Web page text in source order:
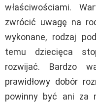
właściwościami.
zwrócić uwagę na
wykonane, rodzaj
temu dziecięca
rozwijać. Bardzo
prawidłowy dobór
powinny być ani za